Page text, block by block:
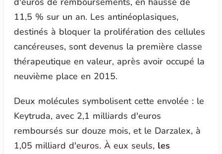
11,5 % sur un an. Les antinéoplasiques,
destinés à bloquer la prolifération des cellules
cancéreuses, sont devenus la première classe
thérapeutique en valeur, après avoir occupé la
neuvième place en 2015.
Deux molécules symbolisent cette envolée : le
Keytruda, avec 2,1 milliards d'euros
remboursés sur douze mois, et le Darzalex, à
1,05 milliard d'euros. À eux seuls, les